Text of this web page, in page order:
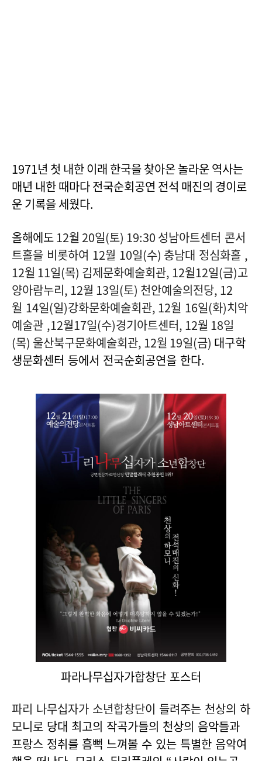
1971년 첫 내한 이래 한국을 찾아온 놀라운 역사는
매년 내한 때마다 전국순회공연 전석 매진의 경이로
운 기록을 세웠다.
올해에도12월 20일(토) 19:30 성남아트센터 콘서
트홀을 비롯하여 12월 10일(수) 충남대 정심화홀 ,
12월 11일(목) 김제문화예술회관, 12월12일(금)고
양아람누리, 12월 13일(토) 천안예술의전당, 12
월 14일(일)강화문화예술회관, 12월 16일(화)치악
예술관 ,12월17일(수)경기아트센터, 12월 18일
(목) 울산북구문화예술회관, 12월 19일(금) 대구학
생문화센터 등에서 전국순회공연을 한다.
파라나무십자가합창단 포스터
파리 나무십자가 소년합창단이 들려주는 천상의 하
모니로 당대 최고의 작곡가들의 천상의 음악들과
프랑스 정취를 흠뻑 느껴볼 수 있는 특별한 음악여